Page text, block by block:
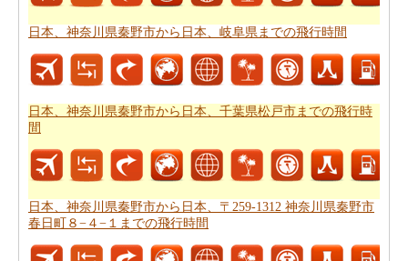
道路の旅の代わりに、長い旅のための飛行を好むだろ
う。この場合には、日本、神奈川県秦野市から日本、静
岡県までの飛行距離を知ることが重要です。
あなたは未知の街にしようとしている場合、その場所内
のルートを知ることが不可欠です。このルートプランナ
ーは、あなたの旅のでの中間点と一緒にあなた
奈川県秦野市から日本、静岡県までの道路ルートプラン
を与える。
あなたの旅のための全体計画を持った後、あなたはま
川県秦野市から日本、静岡県までの旅行の費用をチェッ
日本、神奈川県秦野市から日本、岐阜県までの飛行時間
日本、神奈川県秦野市から日本、千葉県松戸市までの飛行時
間
日本、神奈川県秦野市から日本、〒259-1312 神奈川県秦野市
春日町８−４−１までの飛行時間